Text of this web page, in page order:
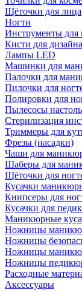
Щёточки для лица
Ногти
Инструменты для
Кисти для
Лампы LED
Машинки для
Палочки для
Пилочки для
Полировки для
Пылесосы
Стерилизация
Триммеры для
Фрезы (насадки)
Чаши для
Шаберы для
Щёточки для
Кусачки
Книпсеры для
Кусачки для
Маникюрные
Ножницы
Ножницы
Ножницы
Ножницы
Расходные
Аксессуары